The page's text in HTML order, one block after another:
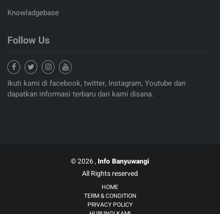
Knowladgebase
Follow Us
Ikuti kami di facebook, twitter, Instagram, Youtube dan
dapatkan informasi terbaru dari kami disana.
© 2026 ,Info Banyuwangi
All Rights reserved
HOME
TERM & CONDITION
PRIVACY POLICY